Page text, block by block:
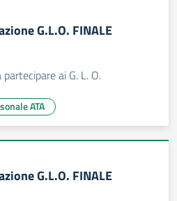
G.L.O. FINALE
ai G. L. O.
ATA
G.L.O. FINALE